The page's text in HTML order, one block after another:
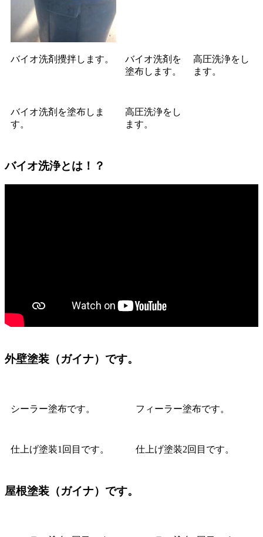
バイオ洗剤攪拌します。
バイオ洗剤を
塗布します。
高圧洗浄をし
ます。
バイオ洗剤を塗布しま
す。
高圧洗浄をし
ます。
バイオ洗浄とは！？
外壁塗装（ガイナ）です。
シーラー塗布です。 フィーラー塗布です。
仕上げ塗装1回目です。 仕上げ塗装2回目です。
屋根塗装（ガイナ）です。